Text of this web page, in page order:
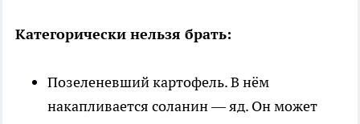
Категорически нельзя брать:
Позеленевший картофель. В нём
накапливается соланин — яд. Он может